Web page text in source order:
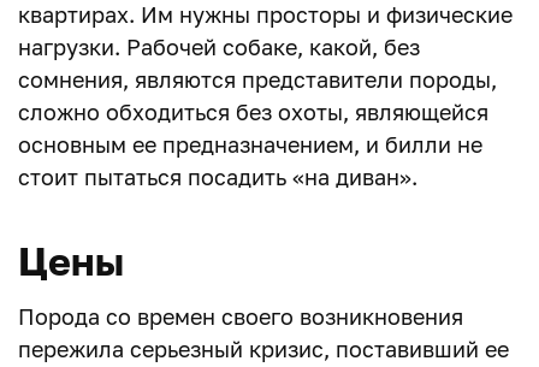
квартирах. Им нужны просторы и физические
нагрузки. Рабочей собаке, какой, без
сомнения, являются представители породы,
сложно обходиться без охоты, являющейся
основным ее предназначением, и билли не
стоит пытаться посадить «на диван».
Цены
Порода со времен своего возникновения
пережила серьезный кризис, поставивший ее